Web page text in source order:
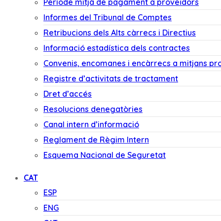
Període mitjà de pagament a proveïdors
Informes del Tribunal de Comptes
Retribucions dels Alts càrrecs i Directius
Informació estadística dels contractes
Convenis, encomanes i encàrrecs a mitjans
Registre d’activitats de tractament
Dret d’accés
Resolucions denegatòries
Canal intern d’informació
Reglament de Règim Intern
Esquema Nacional de Seguretat
CAT
ESP
ENG